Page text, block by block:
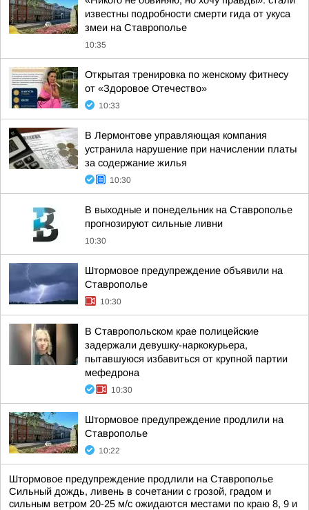
известны подробности смерти гида от укуса
змеи на Ставрополье
10:35
Открытая тренировка по женскому фитнесу
от «Здоровое Отечество»
10:33
В Лермонтове управляющая компания
устранила нарушение при начислении платы
за содержание жилья
10:30
В выходные и понедельник на Ставрополье
прогнозируют сильные ливни
10:30
Штормовое предупреждение объявили на
Ставрополье
10:30
В Ставропольском крае полицейские
задержали девушку-наркокурьера,
пытавшуюся избавиться от крупной партии
мефедрона
10:30
Штормовое предупреждение продлили на
Ставрополье
10:22
Штормовое предупреждение продлили на Ставрополье
Сильный дождь, ливень в сочетании с грозой, градом и
сильным ветром 20-25 м/с ожидаются местами по краю 8, 9 и